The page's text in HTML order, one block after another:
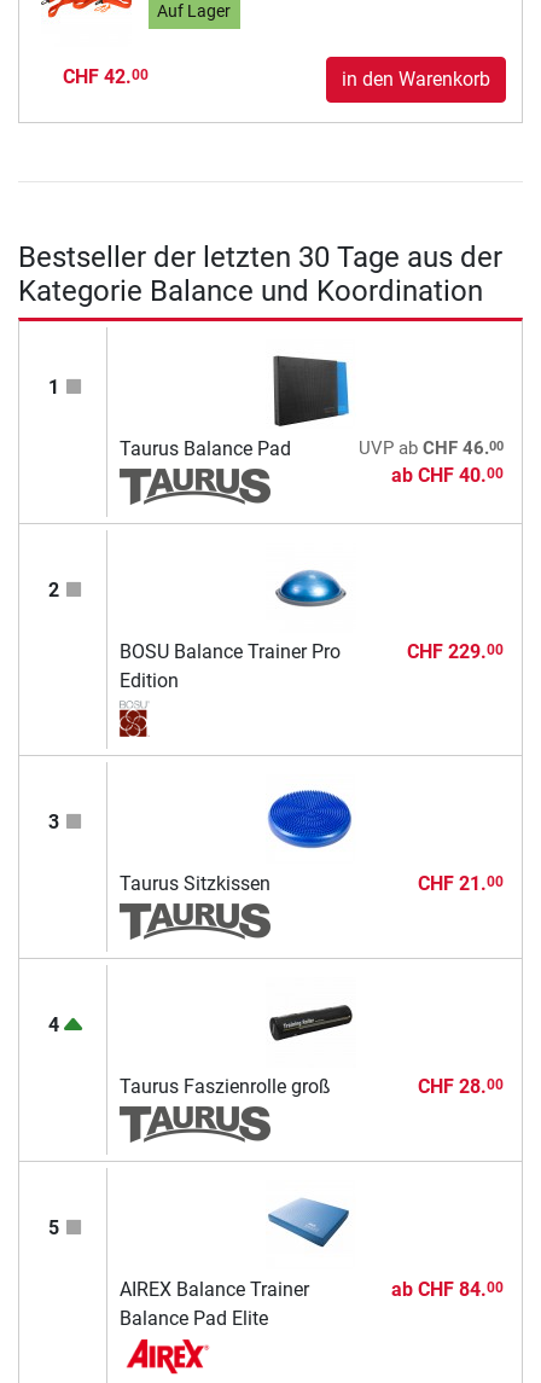
Auf Lager
CHF 42.00 in den Warenkorb
Bestseller der letzten 30 Tage aus der
Kategorie Balance und Koordination
1
Taurus Balance Pad UVPab CHF 46.00
ab CHF 40.00
2
BOSU Balance Trainer Pro
Edition
CHF 229.00
3
Taurus Sitzkissen CHF 21.00
4
Taurus Faszienrolle groß CHF 28.00
5
AIREX Balance Trainer
Balance Pad Elite
ab CHF 84.00